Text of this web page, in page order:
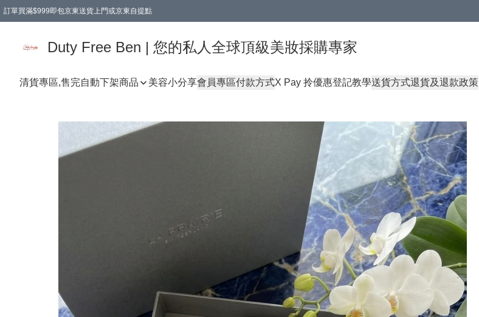
訂單買滿$999即包京東送貨上門或京東自提點
Duty Free Ben | 您的私人全球頂級美妝採購專家
清貨專區,售完自動下架商品 美容小分享會員專區付款方式X Pay 拎優惠登記教學送貨方式退貨及退款政策